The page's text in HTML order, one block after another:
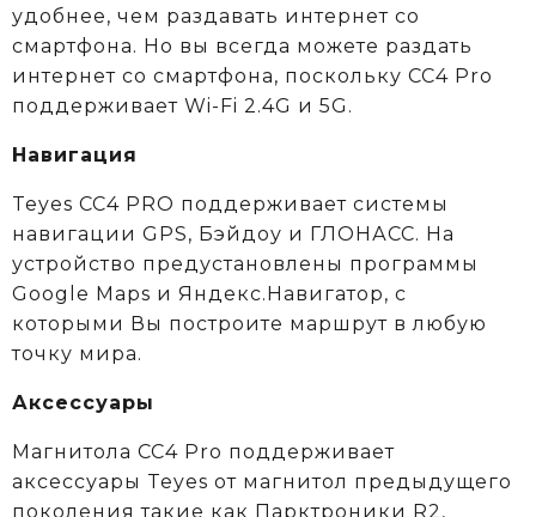
удобнее, чем раздавать интернет со
смартфона. Но вы всегда можете раздать
интернет со смартфона, поскольку СС4 Pro
поддерживает Wi-Fi 2.4G и 5G.
Навигация
Teyes CC4 PRO поддерживает системы
навигации GPS, Бэйдоу и ГЛОНАСС. На
устройство предустановлены программы
Google Maps и Яндекс.Навигатор, с
которыми Вы построите маршрут в любую
точку мира.
Аксессуары
Магнитола CC4 Pro поддерживает
аксессуары Teyes от магнитол предыдущего
поколения такие как Парктроники R2,